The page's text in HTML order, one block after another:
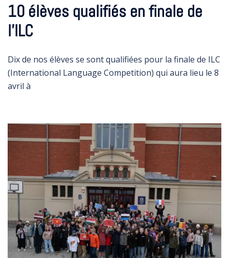
10 élèves qualifiés en finale de
l’ILC
Dix de nos élèves se sont qualifiées pour la finale de ILC
(International Language Competition) qui aura lieu le 8
avril à